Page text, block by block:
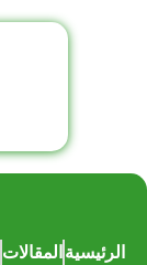
الرئيسية المقالات